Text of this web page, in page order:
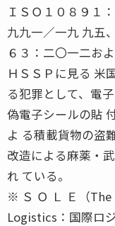
ＩＳＯ１０８９１
九九一／一九 九五
６３：二〇一二お
ＨＳＳＰに見る 米
る犯罪として、電
偽電子シールの貼
よ る積載貨物の盗
改造による麻薬・
れ ている。
※ Ｓ Ｏ Ｌ Ｅ（
Logistics：国際ロ